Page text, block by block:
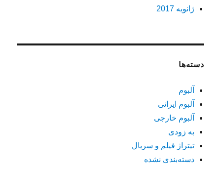
ژانویه 2017
دسته‌ها
آلبوم
آلبوم ایرانی
آلبوم خارجی
به زودی
تیتراژ فیلم و سریال
دسته‌بندی نشده